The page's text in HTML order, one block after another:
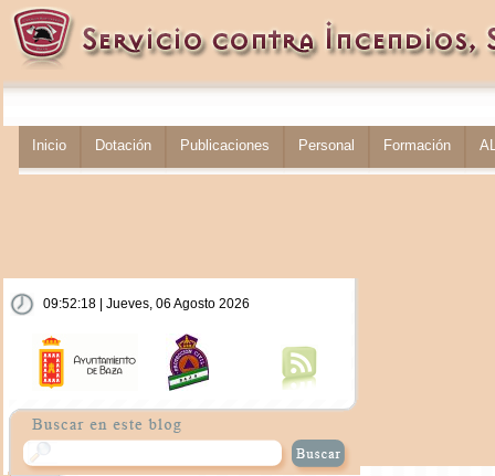
Inicio Dotación Publicaciones Personal Formación
09:52:18 | Jueves, 06 Agosto 2026